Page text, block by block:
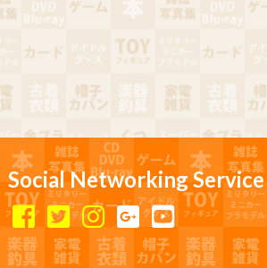
Social Networking Service